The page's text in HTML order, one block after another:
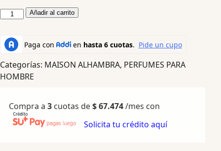
Añadir al carrito
Categorías: MAISON ALHAMBRA, PERFUMES PARA
HOMBRE
Compra a 3 cuotas de$67.474/mes con
Solicita tu crédito aquí